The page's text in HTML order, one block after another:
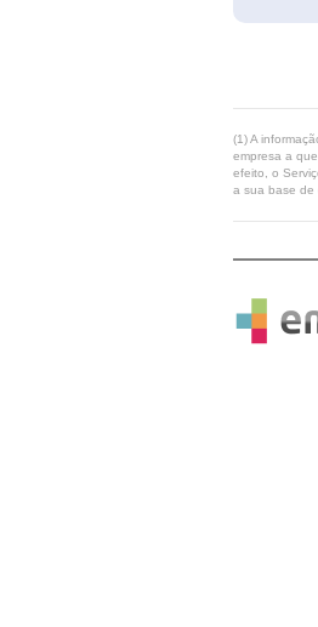
(1) A
empresa a
efeito, o
a sua base de